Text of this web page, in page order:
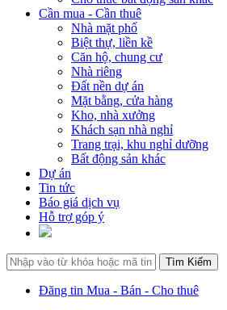
Cần mua - Cần thuê
Nhà mặt phố
Biệt thự, liền kề
Căn hộ, chung cư
Nhà riêng
Đất nền dự án
Mặt bằng, cửa hàng
Kho, nhà xưởng
Khách sạn nhà nghỉ
Trang trại, khu nghỉ dưỡng
Bất động sản khác
Dự án
Tin tức
Báo giá dịch vụ
Hỗ trợ góp ý
Đăng tin Mua - Bán - Cho thuê